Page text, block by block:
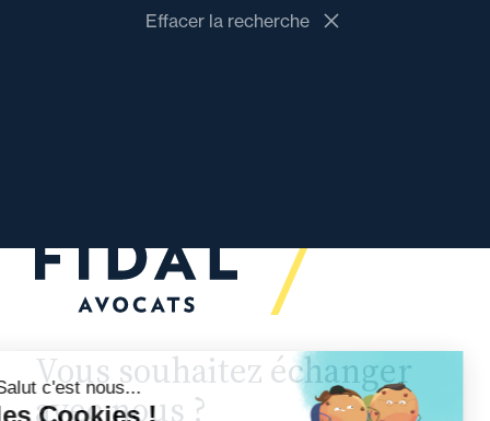
Effacer la recherche
Vous souhaitez échanger
avec nous ?